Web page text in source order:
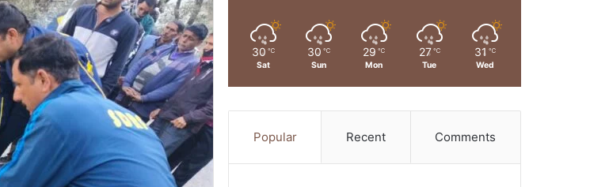
30 ℃
Sat
30 ℃
Sun
29 ℃
Mon
27 ℃
Tue
31 ℃
Wed
Popular Recent Comments